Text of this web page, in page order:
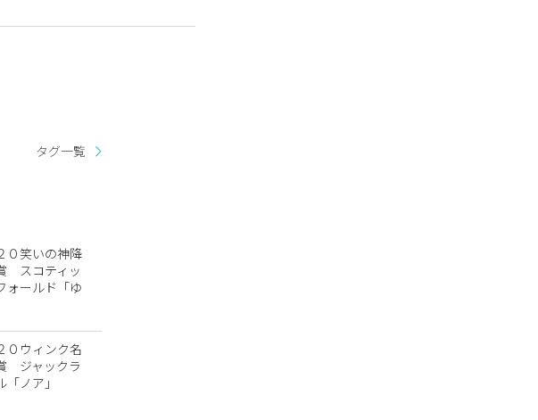
タグ一覧
０笑いの神降
スコティッ
ォールド「ゆ
０ウィンク名
ジャックラ
「ノア」